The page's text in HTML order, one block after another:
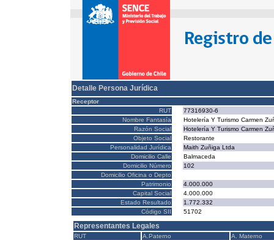
Detalle Persona Jurídica
Receptor
RUT
77316930-6
Nombre Fantasía
Hotelería Y Turismo Carmen
Razón Social
Hotelería Y Turismo Carmen
Objeto Social
Restorante
Personalidad Jurídica
Maith Zuñiga Ltda
Domicilio Calle
Balmaceda
Domicilio Número
102
Domicilio Oficina o Depto
Patrimonio
4.000.000
Capital Social
4.000.000
Estado Resultado
1.772.332
Código SII
51702
Representantes Legales
RUT A.Paterno
A. Materno